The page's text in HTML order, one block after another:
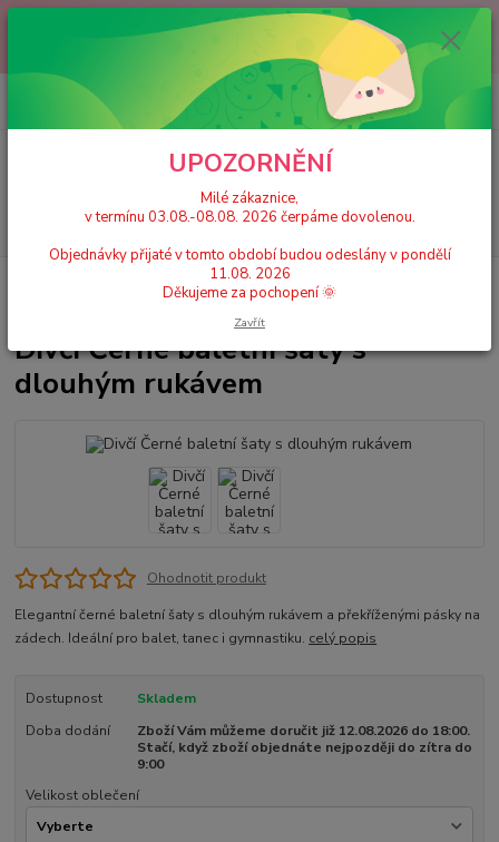
Milé zákaznice, v termínu 03.08.-08.08. 2026 čerpáme dovolenou.
Objednávky přijaté v tomto období budou odeslány v pondělí 11.08.
2026 Děkujeme za pochopení 🌞
CZK
Hledat
+420 777 224 390
(Po-Pá, 9-17 hod.)
0 Kč
Dívčí gymnastické dresy a sety
Divčí Černé baletní šaty s dlouhým
Divčí Černé baletní šaty s
dlouhým rukávem
Ohodnotit produkt
Elegantní černé baletní šaty s dlouhým rukávem a překříženými pásky na
zádech. Ideální pro balet, tanec i gymnastiku. celý popis
Dostupnost
Skladem
Doba dodání
Zboží Vám můžeme doručit již 12.08.2026 do 18:00.
Stačí, když zboží objednáte nejpozději do zítra do
9:00
Velikost oblečení
UPOZORNĚNÍ
Milé zákaznice,
v termínu 03.08.-08.08. 2026 čerpáme dovolenou.
Objednávky přijaté v tomto období budou odeslány v pondělí
11.08. 2026
Děkujeme za pochopení 🌞
Zavřít